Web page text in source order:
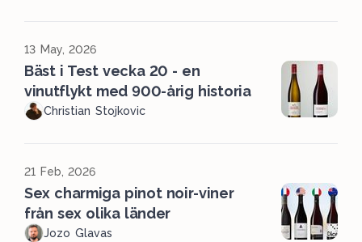
13 May, 2026
Bäst i Test vecka 20 - en
vinutflykt med 900-årig historia
Christian Stojkovic
21 Feb, 2026
Sex charmiga pinot noir-viner
från sex olika länder
Jozo Glavas